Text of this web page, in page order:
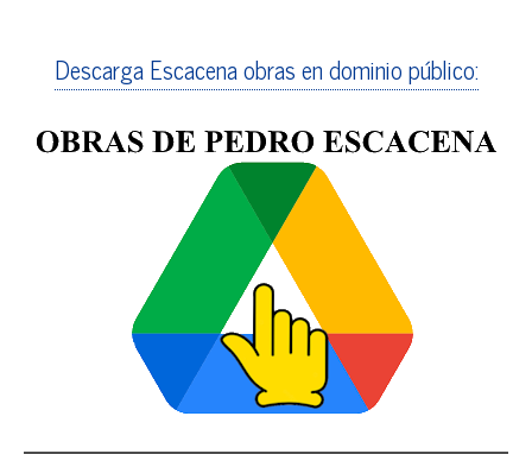
Descarga Escacena obras en dominio público: